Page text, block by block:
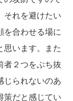
それを避けたい
を合わせる場に
思います。また
者２つをぶち抜
じられないのあ
策だと感じてい